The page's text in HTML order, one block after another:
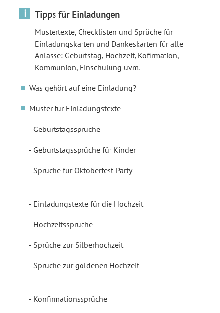
i Tipps für Einladungen
Mustertexte, Checklisten und Sprüche für
Einladungskarten und Dankeskarten für alle
Anlässe: Geburtstag, Hochzeit, Kofirmation,
Kommunion, Einschulung uvm.
Was gehört auf eine Einladung?
Muster für Einladungstexte
Geburtstagssprüche
Geburtstagssprüche für Kinder
Sprüche für Oktoberfest-Party
Einladungstexte für die Hochzeit
Hochzeitssprüche
Sprüche zur Silberhochzeit
Sprüche zur goldenen Hochzeit
Konfirmationssprüche